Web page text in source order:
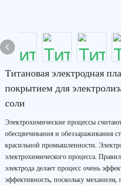
Титановая электродная
покрытием для
соли
Электрохимические процессы
обесцвечивания и обеззараживания
красильной промышленности.
электрохимического процесса.
электрода делает процесс очень
эффективность, поскольку